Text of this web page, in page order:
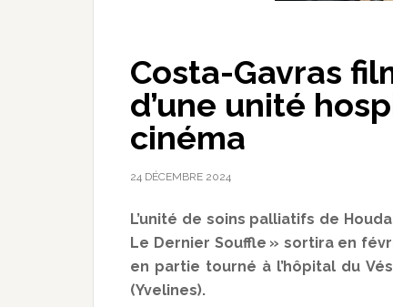
Costa-Gavras
d’une unité
cinéma
24 DÉCEMBRE 2024
L’unité de soins palliatifs de
Le Dernier Souffle » sortira en
en partie tourné à l’hôpital du
(Yvelines).